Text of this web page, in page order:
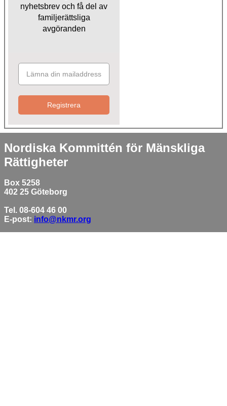
nyhetsbrev och få del av
familjerättsliga
avgöranden
Registrera
Nordiska Kommittén för Mänskliga
Rättigheter
Box 5258
402 25 Göteborg
Tel. 08-604 46 00
E-post: info@nkmr.org